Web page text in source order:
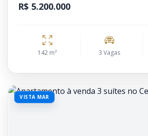
R$ 5.200.000
142 m² 3 Vagas
VISTA MAR